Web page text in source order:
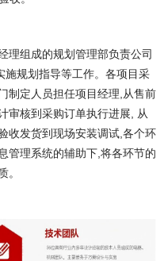
组成的规划管理部负责公司
施规划指导等工作。各项目采
制定人员担任项目经理,从售前
审核到采购订单执行进展, 从
收发货到现场安装调试,各个环
管理系统的辅助下,将各环节的
。